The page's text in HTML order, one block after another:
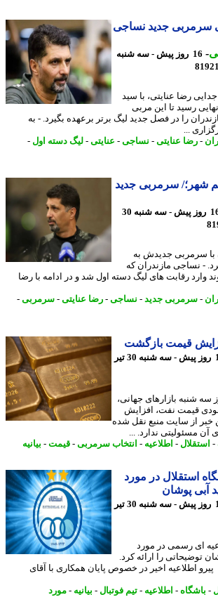
جدید نساجی
16 روز پیش - سه شنبه
رضا عنایتی، با سید
رسید تا این مربی
را در فصل جدید لیگ برتر برعهده بگیرد. - به
...
رضا عنایتی-نساجی-عنایتی-لیگ دسته اول-
سرمربی جدید
16 روز پیش - سه شنبه 30
جدیدش به
مازندران که
رقابت های لیگ دسته اول شد و در ادامه با رضا
سرمربی جدید-نساجی-رضا عنایتی-سرمربی-
قیمت بازگشت
16 روز پیش - سه شنبه 30 تیر
بازارهای جهانی،
قیمت نفت، افزایش
از سایت منبع نقل شده
-اطلاعیه-انتخاب سرمربی- قیمت-بیانیه
استقلال در مورد
پوشان
16 روز پیش - سه شنبه 30 تیر
رسمی در مورد
را ارائه کرد.
اطلاعیه اخیر در خصوص پایان همکاری با آقای
-اطلاعیه-تیم فوتبال-بیانیه-مورد